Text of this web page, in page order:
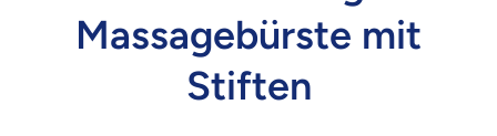
Massagebürste mit
Stiften